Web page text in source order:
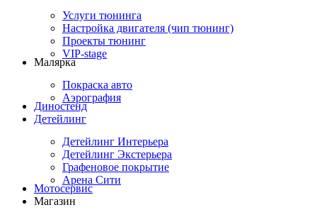
Услуги тюнинга
Настройка двигателя (чип тюнинг)
Проекты тюнинг
VIP-stage
Малярка
Покраска авто
Аэрография
Диностенд
Детейлинг
Детейлинг Интерьера
Детейлинг Экстерьера
Графеновое покрытие
Арена Сити
Мотосервис
Магазин